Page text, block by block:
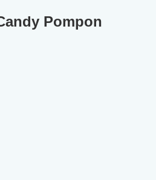
Pompon